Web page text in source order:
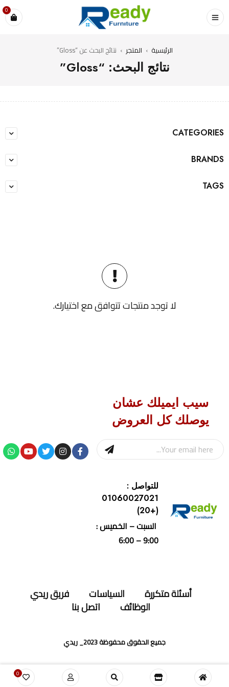
0
الرئيسية › المتجر › نتائج البحث عن “Gloss”
نتائج البحث: “Gloss”
CATEGORIES
BRANDS
TAGS
لا توجد منتجات تتوافق مع اختيارك.
سيب ايميلك عشان
يوصلك كل العروض
للتواصل :
01060027021
(+20)
السبت – الخميس :
9:00 – 6:00
أسئلة متكررة السياسات فريق ريدي
الوظائف اتصل بنا
جميع الحقوق محفوظة 2023_ ريدي
0